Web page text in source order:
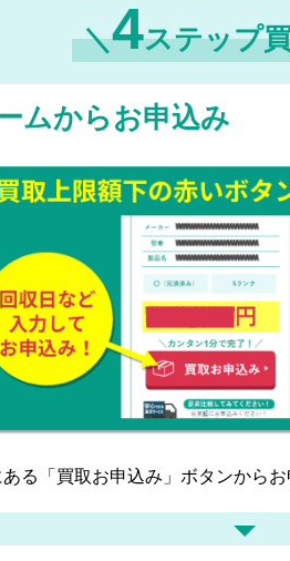
＼4ステップ
ムからお申込み
る「買取お申込み」ボタンから